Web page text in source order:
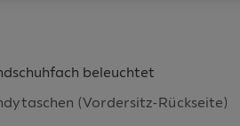
beleuchtet
(Vordersitz-Rückseite)